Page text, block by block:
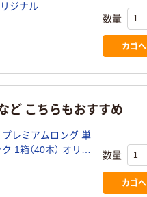
ジナル
数量
カゴへ
ど こちらもおすすめ
レミアムロング 単
1箱（40本） オリジ
数量
カゴへ